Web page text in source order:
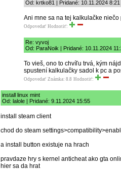
Od: krtko81 | Pridané: 10.11.2024 8:21
Ani mne sa na tej kalkulačke niečo
Odpovedať Hodnotiť:
Re: vyvoj
Od: ParaNoik | Pridané: 10.11.2024
To vieš, ono to chvíľu trvá, kým
spustení kalkulačky sadol k pc a
Odpovedať Známka: 8.8 Hodnotiť:
install linux mint
Od: lalole | Pridané: 9.11.2024 15:55
install steam client
chod do steam
a install button existuje na hrach
pravdaze hry s kernel anticheat ako gta
hier sa da hrat